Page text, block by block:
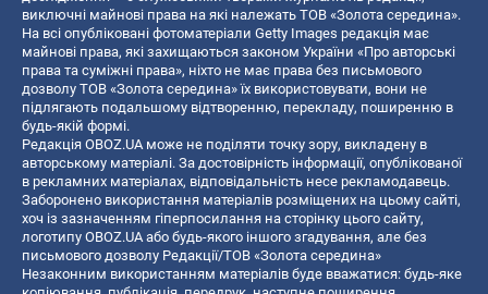
виключні майнові права на які належать ТОВ «Золота середина».
На всі опубліковані фотоматеріали Getty Images редакція має
майнові права, які захищаються законом України «Про авторські
права та суміжні права», ніхто не має права без письмового
дозволу ТОВ «Золота середина» їх використовувати, вони не
підлягають подальшому відтворенню, перекладу, поширенню в
будь-якій формі.
Редакція OBOZ.UA може не поділяти точку зору, викладену в
авторському матеріалі. За достовірність інформації, опублікованої
в рекламних матеріалах, відповідальність несе рекламодавець.
Заборонено використання матеріалів розміщених на цьому сайті,
хоч із зазначенням гіперпосилання на сторінку цього сайту,
логотипу OBOZ.UA або будь-якого іншого згадування, але без
письмового дозволу Редакції/ТОВ «Золота середина»
Незаконним використанням матеріалів буде вважатися: будь-яке